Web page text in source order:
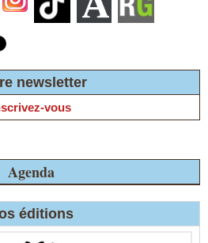
newsletter
vous
Agenda
éditions